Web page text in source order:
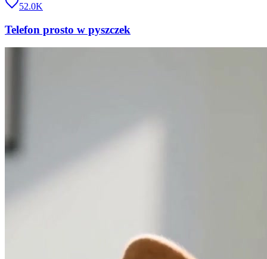
52.0K
Telefon prosto w pyszczek